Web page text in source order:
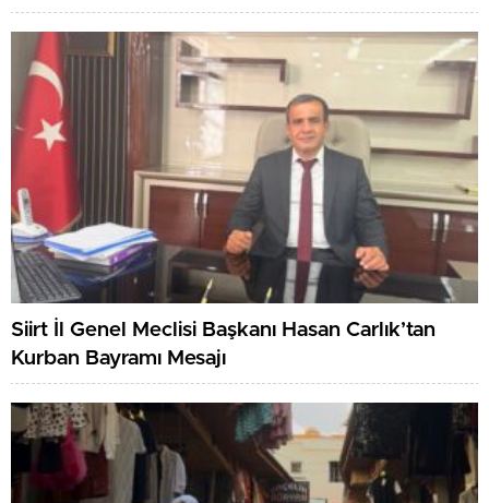
Siirt İl Genel Meclisi Başkanı Hasan Carlık’tan
Kurban Bayramı Mesajı